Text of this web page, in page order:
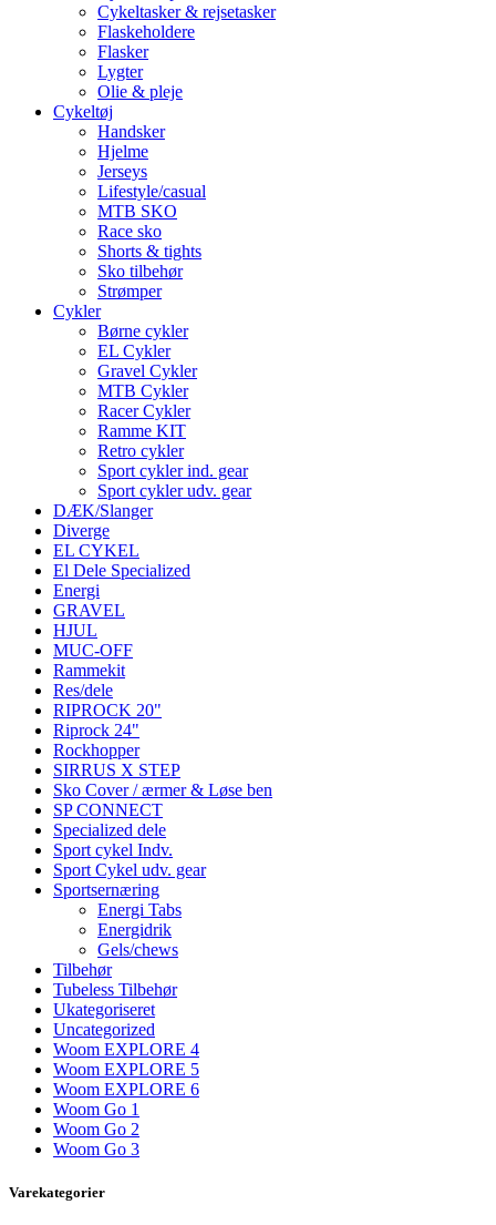
Cykeltasker & rejsetasker
Flaskeholdere
Flasker
Lygter
Olie & pleje
Cykeltøj
Handsker
Hjelme
Jerseys
Lifestyle/casual
MTB SKO
Race sko
Shorts & tights
Sko tilbehør
Strømper
Cykler
Børne cykler
EL Cykler
Gravel Cykler
MTB Cykler
Racer Cykler
Ramme KIT
Retro cykler
Sport cykler ind. gear
Sport cykler udv. gear
DÆK/Slanger
Diverge
EL CYKEL
El Dele Specialized
Energi
GRAVEL
HJUL
MUC-OFF
Rammekit
Res/dele
RIPROCK 20"
Riprock 24"
Rockhopper
SIRRUS X STEP
Sko Cover / ærmer & Løse ben
SP CONNECT
Specialized dele
Sport cykel Indv.
Sport Cykel udv. gear
Sportsernæring
Energi Tabs
Energidrik
Gels/chews
Tilbehør
Tubeless Tilbehør
Ukategoriseret
Uncategorized
Woom EXPLORE 4
Woom EXPLORE 5
Woom EXPLORE 6
Woom Go 1
Woom Go 2
Woom Go 3
Varekategorier